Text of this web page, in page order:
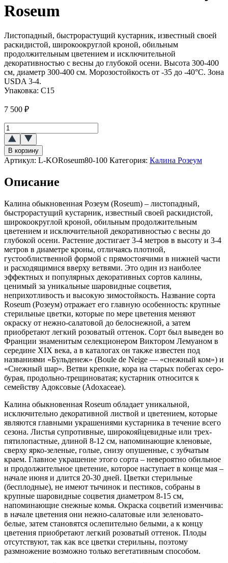
Roseum
Листопадный, быстрорастущий кустарник, известный своей
раскидистой, широкоокруглой кроной, обильным
продолжительным цветением и исключительной
декоративностью с весны до глубокой осени. Высота 300-400
см, диаметр 300-400 см. Морозостойкость от -35 до -40°C. Зона
USDA 3-4.
Упаковка: C15
7 500 ₽
Количество
товара
Калина
обыкновенная
Розеум
В корзину
Артикул: L-KORoseum80-100 Категория: Калина Розеум
Описание
Калина обыкновенная Розеум (Roseum) – листопадный,
быстрорастущий кустарник, известный своей раскидистой,
широкоокруглой кроной, обильным продолжительным
цветением и исключительной декоративностью с весны до
глубокой осени. Растение достигает 3-4 метров в высоту и 3-4
метров в диаметре кроны, отличаясь плотной,
густооблиственной формой с прямостоячими в нижней части
и расходящимися вверху ветвями. Это один из наиболее
эффектных и популярных декоративных сортов калины,
ценимый за уникальные шаровидные соцветия,
неприхотливость и высокую зимостойкость. Название сорта
Roseum (Розеум) отражает его главную особенность: крупные
стерильные цветки, которые по мере цветения меняют
окраску от нежно-салатовой до белоснежной, а затем
приобретают легкий розоватый оттенок. Сорт был выведен во
Франции знаменитым селекционером Виктором Лемуаном в
середине XIX века, а в каталогах он также известен под
названиями «Бульденеж» (Boule de Neige — «снежный ком») и
«Снежный шар». Ветви крепкие, кора на старых побегах серо-
бурая, продольно-трещиноватая; кустарник относится к
семейству Адоксовые (Adoxaceae).
Калина обыкновенная Roseum обладает уникальной,
исключительно декоративной листвой и цветением, которые
являются главными украшениями кустарника в течение всего
сезона. Листья супротивные, широкояйцевидные или трех-
пятилопастные, длиной 8-12 см, напоминающие кленовые,
сверху ярко-зеленые, голые, снизу опушенные, с зубчатым
краем. Главное украшение этого сорта – невероятно обильное
и продолжительное цветение, которое наступает в конце мая –
начале июня и длится 20-30 дней. Цветки стерильные
(бесплодные), не имеют тычинок и пестиков, собраны в
крупные шаровидные соцветия диаметром 8-15 см,
напоминающие снежные комья. Окраска соцветий изменчива:
в начале цветения они нежно-салатовые или зеленовато-
белые, затем становятся ослепительно белыми, а к концу
цветения приобретают легкий розоватый оттенок. Плоды
отсутствуют, так как все цветки стерильны, поэтому
размножение возможно только вегетативным способом.